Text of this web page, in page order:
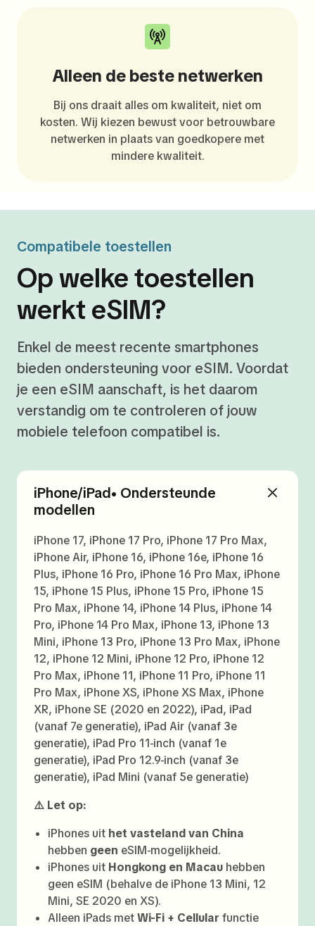
Alleen de beste netwerken
Bij ons draait alles om kwaliteit, niet om
kosten. Wij kiezen bewust voor betrouwbare
netwerken in plaats van goedkopere met
mindere kwaliteit.
Compatibele toestellen
Op welke toestellen
werkt eSIM?
Enkel de meest recente smartphones
bieden ondersteuning voor eSIM. Voordat
je een eSIM aanschaft, is het daarom
verstandig om te controleren of jouw
mobiele telefoon compatibel is.
iPhone/iPad• Ondersteunde
modellen
iPhone 17, iPhone 17 Pro, iPhone 17 Pro Max,
iPhone Air, iPhone 16, iPhone 16e, iPhone 16
Plus, iPhone 16 Pro, iPhone 16 Pro Max, iPhone
15, iPhone 15 Plus, iPhone 15 Pro, iPhone 15
Pro Max, iPhone 14, iPhone 14 Plus, iPhone 14
Pro, iPhone 14 Pro Max, iPhone 13, iPhone 13
Mini, iPhone 13 Pro, iPhone 13 Pro Max, iPhone
12, iPhone 12 Mini, iPhone 12 Pro, iPhone 12
Pro Max, iPhone 11, iPhone 11 Pro, iPhone 11
Pro Max, iPhone XS, iPhone XS Max, iPhone
XR, iPhone SE (2020 en 2022), iPad, iPad
(vanaf 7e generatie), iPad Air (vanaf 3e
generatie), iPad Pro 11-inch (vanaf 1e
generatie), iPad Pro 12.9-inch (vanaf 3e
generatie), iPad Mini (vanaf 5e generatie)
⚠️ Let op:
iPhones uit het vasteland van China
hebben geen eSIM-mogelijkheid.
iPhones uit Hongkong en Macau hebben
geen eSIM (behalve de iPhone 13 Mini, 12
Mini, SE 2020 en XS).
Alleen iPads metWi-Fi + Cellular functie